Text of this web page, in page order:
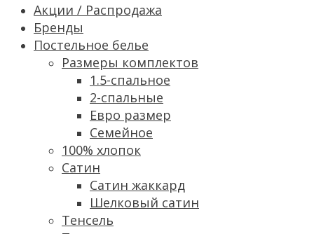
Акции / Распродажа
Бренды
Постельное белье
Размеры комплектов
1.5-спальное
2-спальные
Евро размер
Семейное
100% хлопок
Сатин
Cатин жаккард
Шелковый сатин
Тенсель